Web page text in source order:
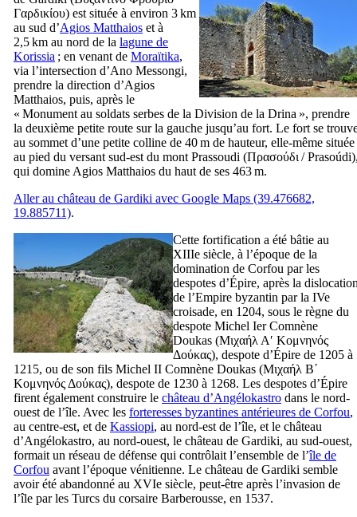
Γαρδικίου) est située à environ 3 km
au sud d’Agios Matthaios et à
2,5 km au nord de la lagune de
Korissia ; en venant de Moraïtika,
via l’intersection d’Ano Messongi,
prendre la direction d’Agios
Matthaios, puis, après le
« Monument au soldats serbes de la Division de la Drina », prendre
la deuxième petite route sur la gauche jusqu’au fort. Le fort se
au sommet d’une petite colline de 40 m de hauteur, elle-même située
au pied du versant sud-est du mont Prassoudi (Πρασούδι /Prasoúdi
qui domine Agios Matthaios du haut de ses 463 m.
Aller au château de Gardiki avec Google Maps (39.476682,
19.885711).
Cette fortification a été bâtie au
XIIIe siècle, à l’époque de la
domination de Corfou par les
despotes d’Épire, après la
de l’Empire byzantin par la IVe
croisade, en 1204, sous le règne du
despote Michel IerComnène
Doukas (Μιχαήλ Αʹ Κομνηνός
Δούκας), despote d’Épire de 1205 à
1215, ou de son fils Michel II Comnène Doukas (Μιχαήλ Β΄
Κομνηνός Δούκας), despote de 1230 à 1268. Les despotes d’Épire
firent également construire le château d’Angélokastro dans le nord-
ouest de l’île. Avec les forteresses byzantines antérieures de Corfou,
au centre-est, et de Kassiopi, au nord-est de l’île, et le château
d’Angélokastro, au nord-ouest, le château de Gardiki, au sud-ouest,
formait un réseau de défense qui contrôlait l’ensemble de l’île de
Corfou avant l’époque vénitienne. Le château de Gardiki semble
avoir été abandonné au XVIe siècle, peut-être après l’invasion de
l’île par les Turcs du corsaire Barberousse, en 1537.